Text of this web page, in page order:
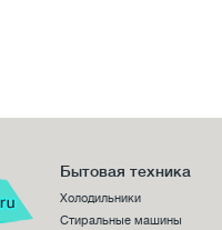
Бытовая техника
Холодильники
Стиральные машины